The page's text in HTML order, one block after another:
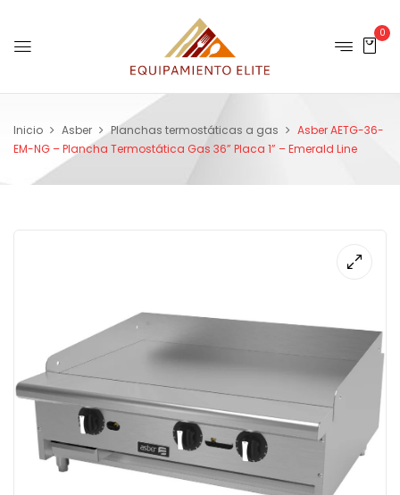
0
Inicio Asber Planchas termostáticas a gas
Asber AETG-36-
EM-NG – Plancha Termostática Gas 36” Placa 1” – Emerald Line